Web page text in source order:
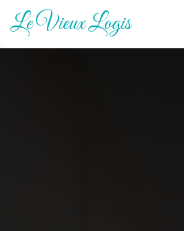
Le Vieux Logis
Panneau de gestion des cookies